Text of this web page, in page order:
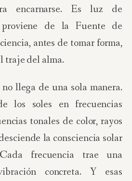
encarnarse. Es luz de
proviene de la Fuente de
antes de tomar forma,
traje del alma.
llega de una sola manera.
los soles en frecuencias
tonales de color, rayos
la consciencia solar
frecuencia trae una
concreta. Y esas